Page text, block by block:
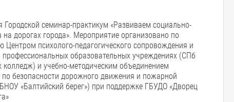
Городской семинар-практикум «Развиваем социально-
на дорогах города». Мероприятие организовано по
психолого-педагогического сопровождения и
образовательных учреждениях (СПб
колледж) и учебно-методическим объединением
безопасности дорожного движения и пожарной
«Балтийский берег») при поддержке ГБУДО «Дворец